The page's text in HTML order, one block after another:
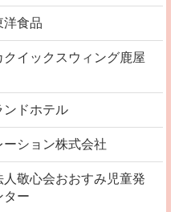
洋食品
クイックスウィング鹿屋
ンドホテル
ーション株式会社
人敬心会おおすみ児童発
ター